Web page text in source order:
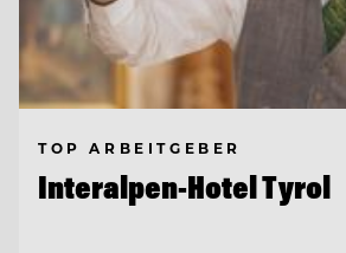
TOP ARBEITGEBER
Interalpen-Hotel Tyrol